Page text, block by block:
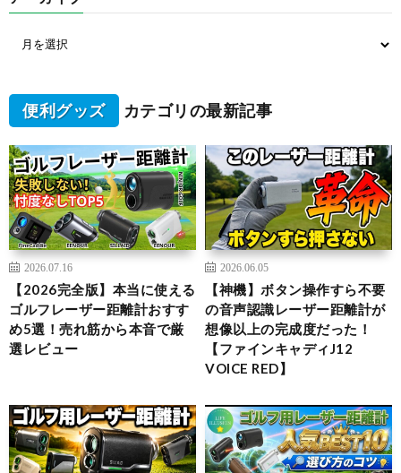
便利グッズ カテゴリの最新記事
2026.07.16
【2026完全版】本当に使える
ゴルフレーザー距離計おすす
め5選！売れ筋から本音で厳
選レビュー
2026.06.05
【神機】ボタン操作すら不要
の音声認識レーザー距離計が
想像以上の完成度だった！
【ファインキャディJ12
VOICE RED】